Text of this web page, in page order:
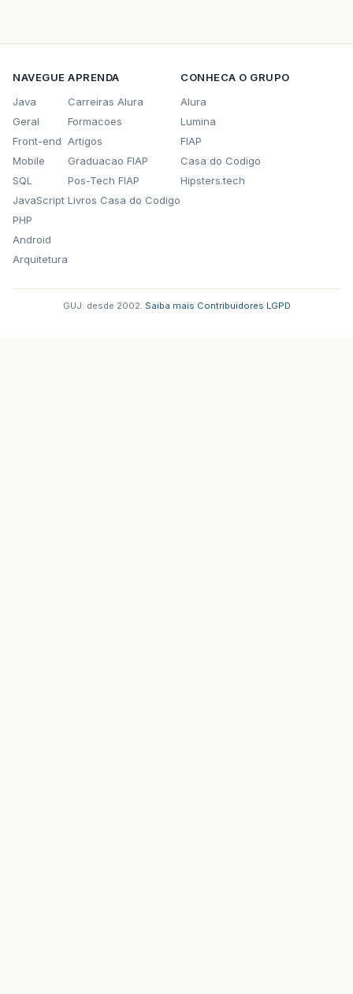
NAVEGUE
Java
Geral
Front-end
Mobile
SQL
JavaScript
PHP
Android
Arquitetura
APRENDA
Carreiras Alura
Formacoes
Artigos
Graduacao FIAP
Pos-Tech FIAP
Livros Casa do Codigo
CONHECA O GRUPO
Alura
Lumina
FIAP
Casa do Codigo
Hipsters.tech
GUJ: desde 2002. Saiba mais Contribuidores LGPD